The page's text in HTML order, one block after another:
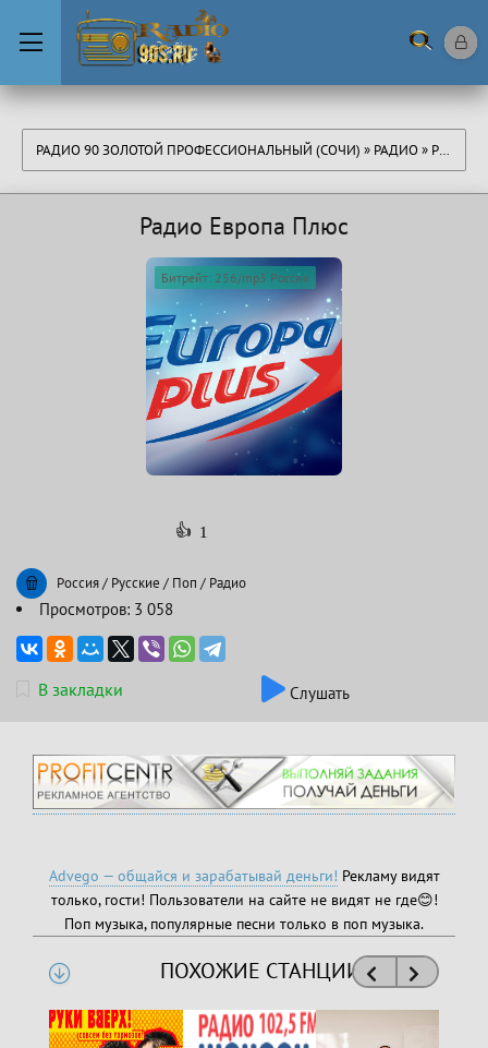
РАДИО 90 ЗОЛОТОЙ ПРОФЕССИОНАЛЬНЫЙ (СОЧИ) » РАДИО» РОССИЯ
Радио Европа Плюс
👍 1
Битрейт: 256/mp3 Россия
Россия/ Русские / Поп / Радио
Просмотров: 3 058
В закладки Слушать
Advego — общайся и зарабатывай деньги! Рекламу видят
только, гости! Пользователи на сайте не видят не где😊!
Поп музыка, популярные песни только в поп музыка.
ПОХОЖИЕ СТАНЦИИ